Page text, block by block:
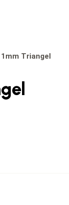
1mm Triangel